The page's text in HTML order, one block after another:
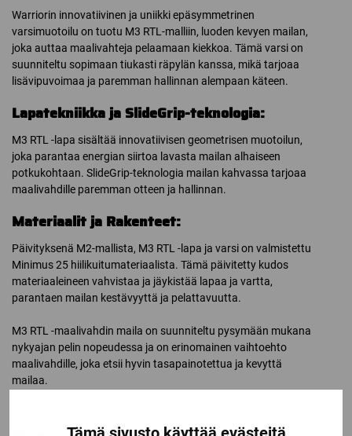
Warriorin innovatiivinen ja uniikki epäsymmetrinen
varsimuotoilu on tuotu M3 RTL-malliin, luoden kevyen mailan,
joka auttaa maalivahteja pelaamaan kiekkoa. Tämä varsi on
suunniteltu sopimaan tiukasti räpylän kanssa, mikä tarjoaa
lisävipuvoimaa ja paremman hallinnan alempaan käteen.
Lapatekniikka ja SlideGrip-teknologia:
M3 RTL -lapa sisältää innovatiivisen geometrisen muotoilun,
joka parantaa energian siirtoa lavasta mailan alhaiseen
potkukohtaan. SlideGrip-teknologia mailan kahvassa tarjoaa
maalivahdille paremman otteen ja hallinnan.
Materiaalit ja Rakenteet:
Päivityksenä M2-mallista, M3 RTL -lapa ja varsi on valmistettu
Minimus 25 hiilikuitumateriaalista. Tämä päivitetty kudos
materiaaleineen vahvistaa ja jäykistää lapaa ja vartta,
parantaen mailan kestävyyttä ja pelattavuutta.
M3 RTL -maalivahdin maila on suunniteltu pysymään mukana
nykyajan pelin nopeudessa ja on erinomainen vaihtoehto
maalivahdille, joka etsii hyvin tasapainotettua ja kevyttä
mailaa.